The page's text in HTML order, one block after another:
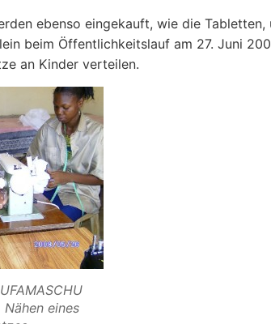
ebenso eingekauft, wie die
beim Öffentlichkeitslauf am 27. Juni
an Kinder verteilen.
eines